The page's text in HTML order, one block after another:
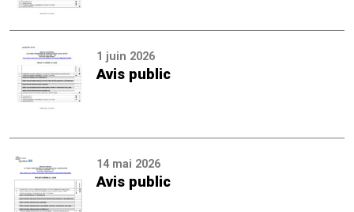
1 juin 2026
Avis public
14 mai 2026
Avis public